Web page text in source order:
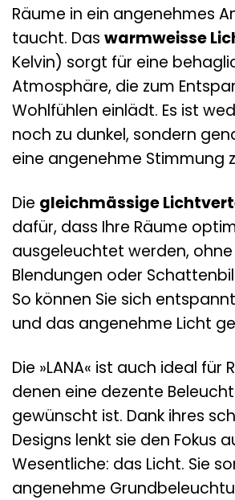
Räume in ein angenehmes
taucht. Das warmweisse
Kelvin) sorgt für eine
Atmosphäre, die zum
Wohlfühlen einlädt. Es ist
noch zu dunkel, sondern
eine angenehme Stimmung
Die gleichmässige
dafür, dass Ihre Räume
ausgeleuchtet werden, ohne
Blendungen oder
So können Sie sich
und das angenehme Licht
Die »LANA« ist auch ideal für
denen eine dezente
gewünscht ist. Dank ihres
Designs lenkt sie den Fokus
Wesentliche: das Licht. Sie
angenehme